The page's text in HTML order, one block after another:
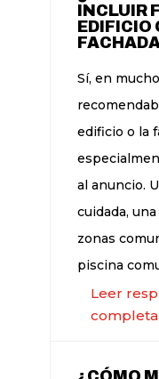
INCLUIR
EDIFICIO
Sí, en
edificio o la
al anuncio.
cuidada,
zonas
piscina
Leer
completa